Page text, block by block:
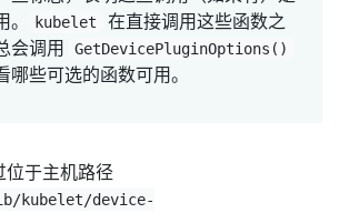
kubelet
在直接调用这些函数之
会调用
GetDevicePluginOptions()
哪些可选的函数可用。
位于主机路径
kubelet/device-